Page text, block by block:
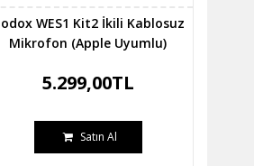
WES1 Kit2 İkili Kablosuz
Mikrofon (Apple Uyumlu)
5.299,00TL
Satın Al